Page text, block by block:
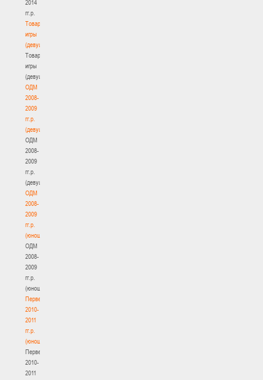
2014
гг.р.
Товарищеские
игры
(девушки)
Товарищеские
игры
(девушки)
ОДМ
2008-
2009
гг.р.
(девушки)
ОДМ
2008-
2009
гг.р.
(девушки)
ОДМ
2008-
2009
гг.р.
(юноши)
ОДМ
2008-
2009
гг.р.
(юноши)
Первенство
2010-
2011
гг.р.
(юноши)
Первенство
2010-
2011